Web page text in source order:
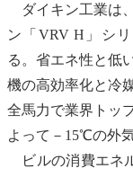
ダイキン工業は
ン「VRV H」シ
る。省エネ性と低
機の高効率化と冷
全馬力で業界トッ
よって－15℃の外
ビルの消費エネ